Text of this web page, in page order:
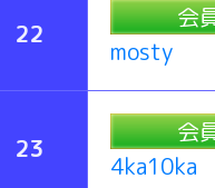
22
会
mosty
23
会
4ka10ka